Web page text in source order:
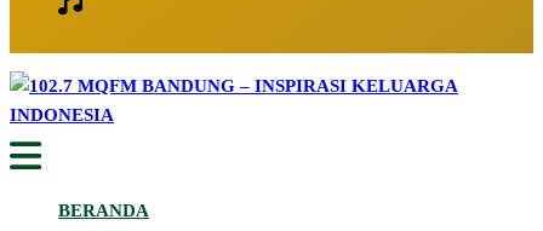
102.7 MQFM Bandung – Inspirasi
Keluarga Indonesia
Inspirasi Keluarga Indonesia
BERANDA